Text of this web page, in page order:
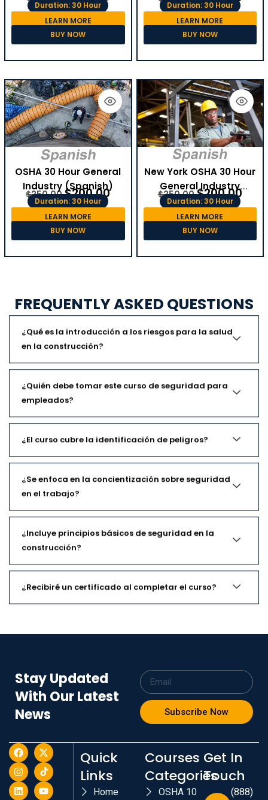
Duration: 30 Hour
LEARN MORE
BUY NOW
Duration: 30 Hour
LEARN MORE
BUY NOW
OSHA 30 Hour General
Industry (Spanish)
$250.00 $200.00
Duration: 30 Hour
LEARN MORE
BUY NOW
New York OSHA 30 Hour
General Industry
(Spanish)
$250.00 $200.00
Duration: 30 Hour
LEARN MORE
BUY NOW
FREQUENTLY ASKED QUESTIONS
¿Qué es la introducción a los riesgos para la salud
en la construcción?
¿Quién debe tomar este curso de seguridad para
empleados?
¿El curso cubre la identificación de peligros?
¿Se enfoca en la concientización sobre seguridad
en el trabajo?
¿Incluye principios básicos de seguridad en la
construcción?
¿Recibiré un certificado al completar el curso?
Stay Updated
With Our Latest
News
Subscribe Now
Quick
Links
Home
Courses
Categories
OSHA 10
Get In
Touch
(888)